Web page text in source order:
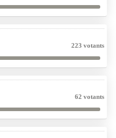
223 votants
62 votants